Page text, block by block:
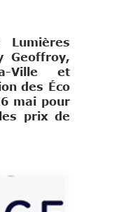
Lumières
Geoffroy,
Ville et
des Éco
mai pour
prix de